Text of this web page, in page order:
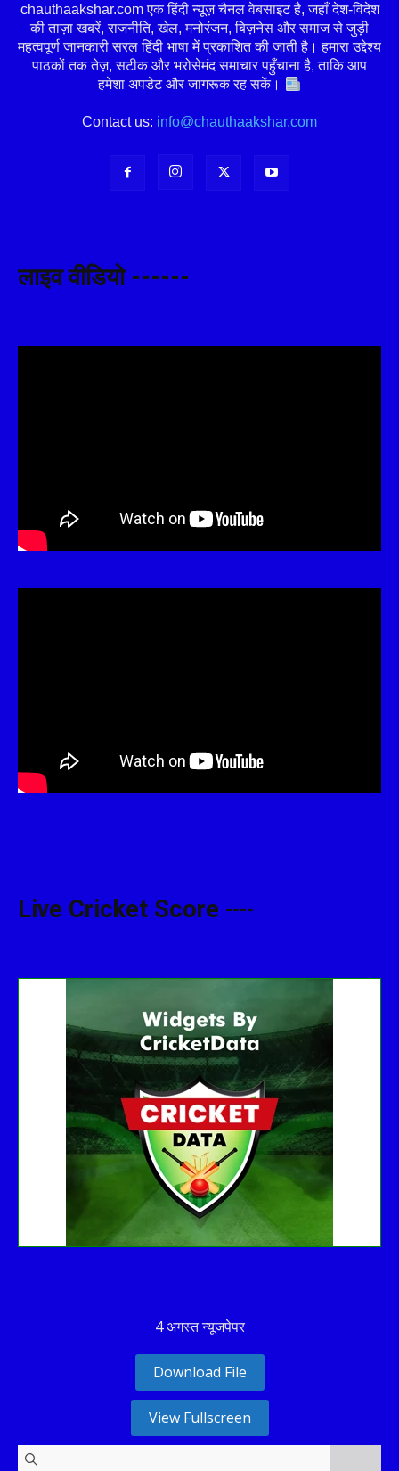
chauthaakshar.com एक हिंदी न्यूज़ चैनल वेबसाइट है, जहाँ देश-विदेश
की ताज़ा खबरें, राजनीति, खेल, मनोरंजन, बिज़नेस और समाज से जुड़ी
महत्वपूर्ण जानकारी सरल हिंदी भाषा में प्रकाशित की जाती है। हमारा उद्देश्य
पाठकों तक तेज़, सटीक और भरोसेमंद समाचार पहुँचाना है, ताकि आप
हमेशा अपडेट और जागरूक रह सकें।
Contact us: info@chauthaakshar.com
लाइव वीडियो ------
Live Cricket Score ----
No live matches found.
See recent results
See fixtures
4 अगस्त न्यूजपेपर
Download File
View Fullscreen